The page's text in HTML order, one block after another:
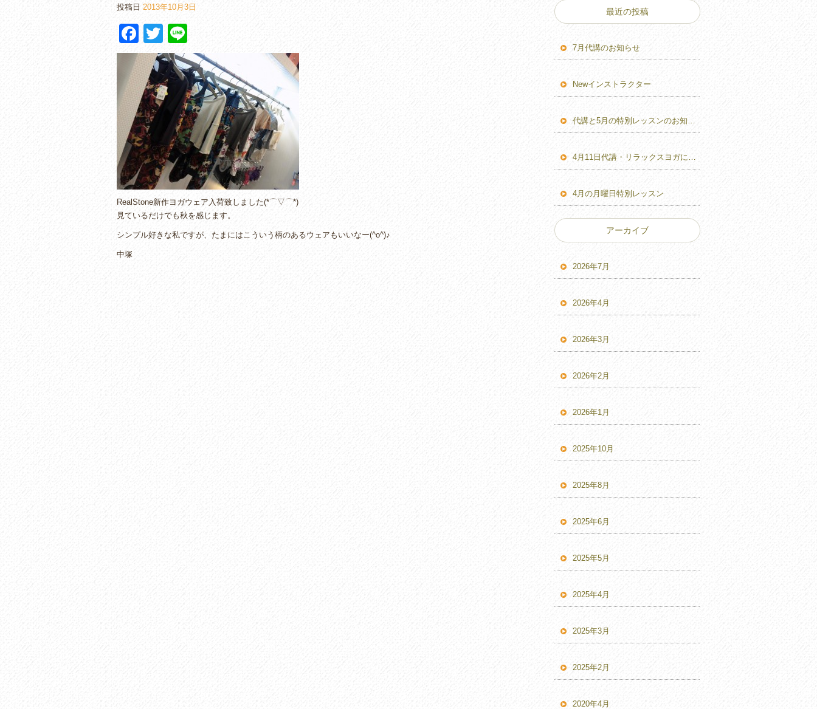
投稿日 2013年10月3日
F
a
c
e
b
o
o
k
T
wi
tt
er
n
e
RealStone新作ヨガウェア入荷致しました(*⌒▽⌒*)
見ているだけでも秋を感じます。
シンプル好きな私ですが、たまにはこういう柄のあるウェアもいいなー(^o^)♪
中塚
最近の投稿
7月代講のお知らせ
Newインストラクター
4月の月曜日特別レッスン
アーカイブ
2026年7月
2026年4月
2026年3月
2026年2月
2026年1月
2025年10月
2025年8月
2025年6月
2025年5月
2025年4月
2025年3月
2025年2月
2020年4月